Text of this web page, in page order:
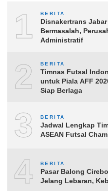
1 BERITA
Disnakertrans
Bermasalah,
Administratif
2 BERITA
Timnas Futsal
untuk Piala AFF
Siap Berlaga
3 BERITA
Jadwal Lengkap
ASEAN Futsal
4 BERITA
Pasar Balong
Jelang Lebaran,